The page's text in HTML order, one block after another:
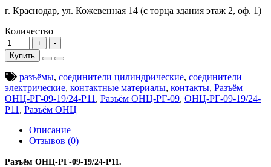
г. Краснодар, ул. Кожевенная 14 (с торца здания этаж 2, оф. 1)
Количество
Купить
разъёмы, соединители цилиндрические, соединители
электрические, контактные материалы, контакты, Разъём
ОНЦ-РГ-09-19/24-Р11 , Разъём ОНЦ-РГ-09, ОНЦ-РГ-09-19/24-
Р11 , Разъём ОНЦ
Описание
Отзывов (0)
Разъём ОНЦ-РГ-09-19/24-Р11.